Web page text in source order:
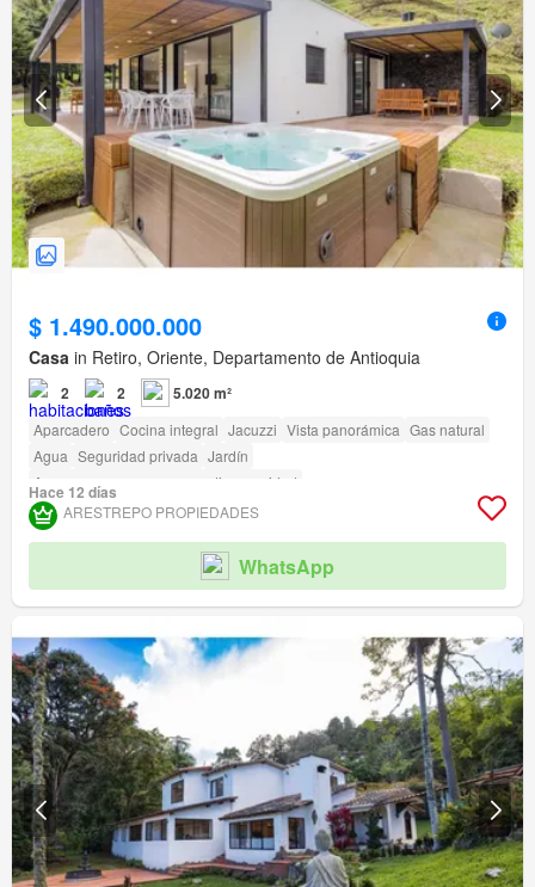
$ 1.490.000.000
Casa in Retiro, Oriente, Departamento de Antioquia
2 2 5.020 m²
Aparcadero Cocina integral Jacuzzi Vista panorámica Gas natural
Agua Seguridad privada Jardín
Acceso para personas con discapacidad
Hace 12 días
ARESTREPO PROPIEDADES
WhatsApp